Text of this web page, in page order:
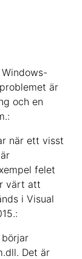
är
och en
när ett visst
felet
värt att
i Visual
Det är